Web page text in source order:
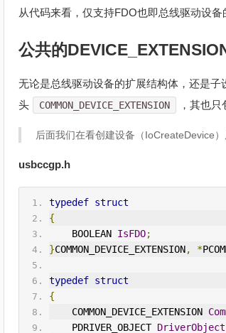
从代码来看，仅支持FDO也即总线驱动设
公共的
无论是总线驱动设备的扩展结构体，还是
头
COMMON_DEVICE_EXTENSION ，其也
后面我们在看创建设备（IoCreateDevice
usbccgp.h
typedef struct
{
    BOOLEAN
IsFDO;
}COMMON_DEVICE_EXTENSION, *
typedef struct
{
    COMMON_DEVICE_EXTENSION
    PDRIVER_OBJECT
DriverObject